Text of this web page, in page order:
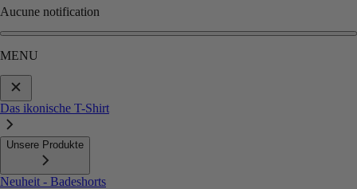
Aucune notification
MENU
Das ikonische T-Shirt
Unsere Produkte
Neuheit - Badeshorts